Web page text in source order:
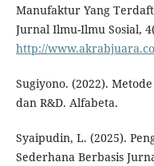
Manufaktur Yang
Jurnal Ilmu-Ilmu Sosial,
http://
Sugiyono. (2022).
dan R&D. Alfabeta.
Syaipudin, L. (2025).
Sederhana Berbasis